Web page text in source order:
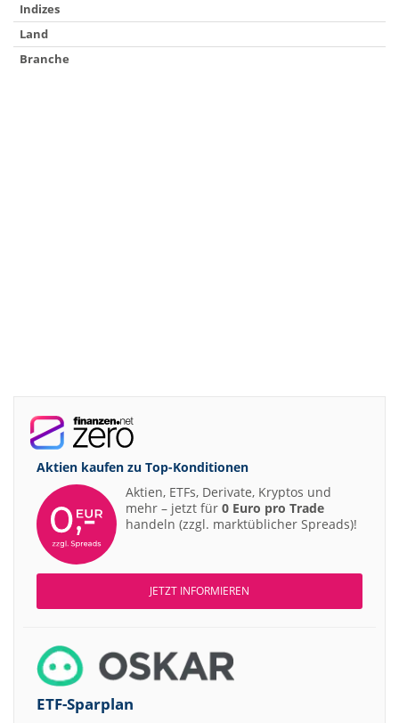
Indizes
Land
Branche
Aktien kaufen zu Top-Konditionen
Aktien, ETFs, Derivate, Kryptos und
mehr – jetzt für 0 Euro pro Trade
handeln (zzgl. marktüblicher Spreads)!
JETZT INFORMIEREN
ETF-Sparplan